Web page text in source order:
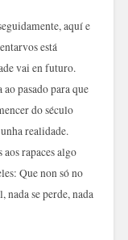
aquí e
está
vai en futuro.
pasado para que
do século
realidade.
rapaces algo
Que non só no
se perde, nada